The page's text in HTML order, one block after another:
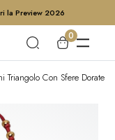
la Preview 2026
0
Triangolo Con Sfere Dorate